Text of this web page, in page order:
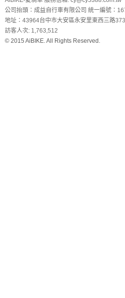
公司抬頭：成益自行車有限公司 統一編號：
地址：43964台中市大安區永安里東西三路
訪客人次: 1,763,512
© 2015 AiBIKE. All Rights Reserved.